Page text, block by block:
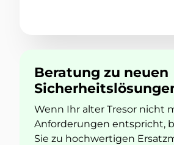
Beratung zu neuen
Wenn Ihr alter Tresor nicht
Anforderungen entspricht,
Sie zu hochwertigen